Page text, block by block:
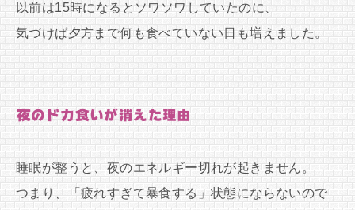
以前は15時になるとソワソワしていたのに、
気づけば夕方まで何も食べていない日も増えました。
夜のドカ食いが消えた理由
睡眠が整うと、夜のエネルギー切れが起きません。
つまり、「疲れすぎて暴食する」状態にならないので